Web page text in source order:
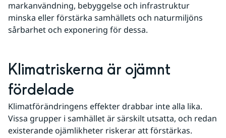
markanvändning, bebyggelse och infrastruktur
minska eller förstärka samhällets och naturmiljöns
sårbarhet och exponering för dessa.
Klimatriskerna är ojämnt
fördelade
Klimatförändringens effekter drabbar inte alla lika.
Vissa grupper i samhället är särskilt utsatta, och redan
existerande ojämlikheter riskerar att förstärkas.